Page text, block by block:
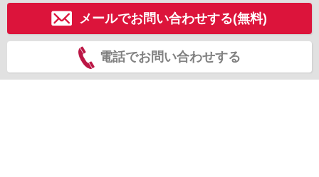
メールでお問い合わせする(無料)
電話でお問い合わせする